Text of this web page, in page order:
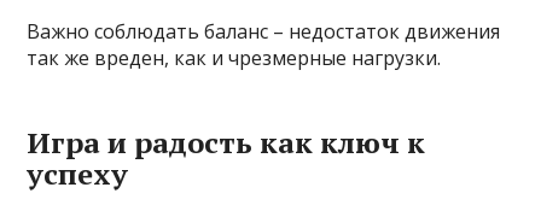
Важно соблюдать баланс – недостаток движения
так же вреден, как и чрезмерные нагрузки.
Игра и радость как ключ к
успеху